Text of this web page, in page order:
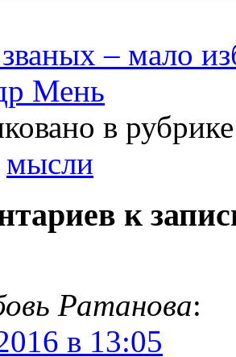
– мало
Мень
в
мысли
к
Ратанова:
в 13:05